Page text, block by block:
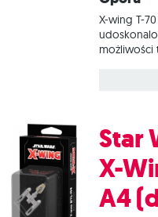
X-wing T-
możliwości
wykonali
stały na
znajduje
do gry 1
Star
X-
A4